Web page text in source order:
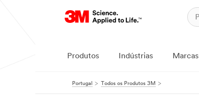
Produtos Indústrias Marcas
Portugal Todos os Produtos 3M